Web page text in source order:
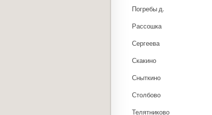
Погребы д.
Рассошка
Сергеева
Скакино
Сныткино
Столбово
Телятниково